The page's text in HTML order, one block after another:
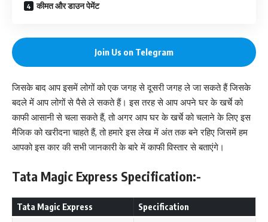
कीमत और डाउन पेमेंट
Join Us on Telegram
जिसके बाद आप इसमें लोगों को एक जगह से दूसरी जगह ले जा सकते हैं जिसके
बदले में आप लोगों से पैसे ले सकते हैं। इस तरह से आप अपने घर के खर्चे को
काफी आसानी से चला सकते हैं, तो अगर आप घर के खर्चे को चलाने के लिए इस
मैजिक को खरीदना चाहते हैं, तो हमारे इस लेख में अंत तक बने रहिए जिसमें हम
आपको इस कार की सभी जानकारी के बारे में काफी विस्तार से बताएंगे।
Tata Magic Express Specification:-
Tata Magic Express Specification